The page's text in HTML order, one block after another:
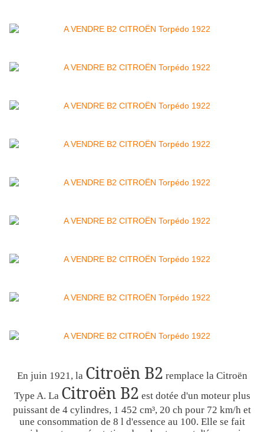
En juin 1921, la Citroën B2 remplace la Citroën
Type A. La Citroën B2 est dotée d'un moteur plus
puissant de 4 cylindres, 1 452 cm³, 20 ch pour 72 km/h et
une consommation de 8 l d'essence au 100. Elle se fait